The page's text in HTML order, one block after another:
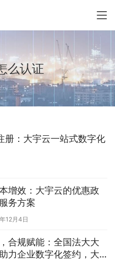
么认证
册：大宇云一站式数字化
增效：大宇云的优惠政
务方案
12月4日
合规赋能：全国法大大
力企业数字化签约，大